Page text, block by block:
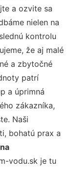
a ozvite sa
nielen na
kontrolu
že aj malé
a zbytočné
patrí
a úprimná
zákazníka,
Naši
bohatú prax a
vodu.sk je tu